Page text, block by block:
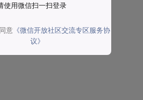
使用微信扫一扫登录
意 《微信开放社区交流专区服务协
议》